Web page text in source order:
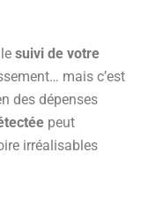
suivi de votre
mais c’est
des dépenses
peut
irréalisables